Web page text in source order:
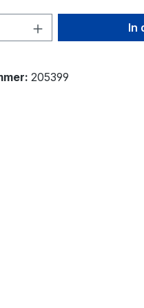
Anzahl: Gib In
205399